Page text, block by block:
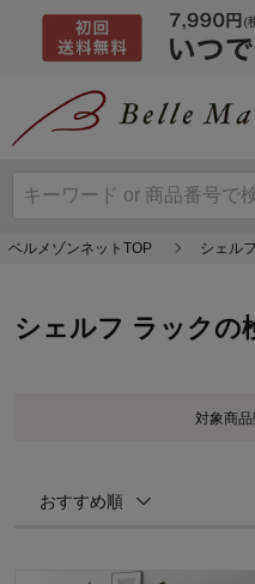
ベルメゾンネットTOP シェル
シェルフ ラックの
対象商品
おすすめ順